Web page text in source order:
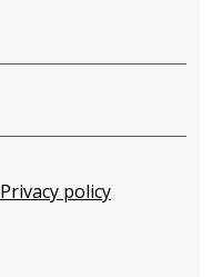
Privacy policy